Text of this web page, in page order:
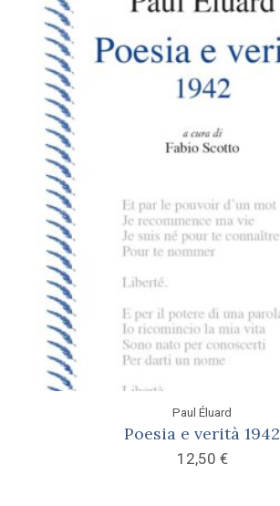
Paul Éluard
Poesia e verità 1942
12,50 €